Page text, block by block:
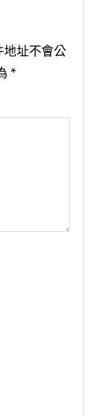
地址不會公
*